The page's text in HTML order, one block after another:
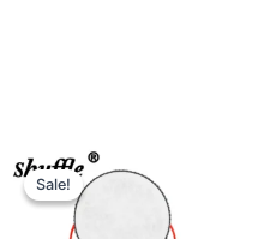
Sale!
Sale!